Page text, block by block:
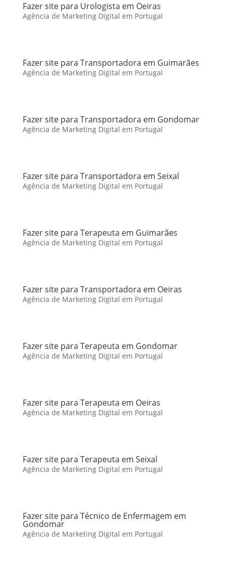
Fazer site para Urologista em Oeiras
Agência de Marketing Digital em Portugal
Fazer site para Transportadora em Guimarães
Agência de Marketing Digital em Portugal
Fazer site para Transportadora em Gondomar
Agência de Marketing Digital em Portugal
Fazer site para Transportadora em Seixal
Agência de Marketing Digital em Portugal
Fazer site para Terapeuta em Guimarães
Agência de Marketing Digital em Portugal
Fazer site para Transportadora em Oeiras
Agência de Marketing Digital em Portugal
Fazer site para Terapeuta em Gondomar
Agência de Marketing Digital em Portugal
Fazer site para Terapeuta em Oeiras
Agência de Marketing Digital em Portugal
Fazer site para Terapeuta em Seixal
Agência de Marketing Digital em Portugal
Fazer site para Técnico de Enfermagem em
Gondomar
Agência de Marketing Digital em Portugal